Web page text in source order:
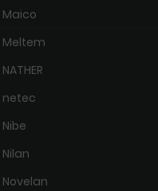
Maico
Meltem
NATHER
netec
Nibe
Nilan
Novelan